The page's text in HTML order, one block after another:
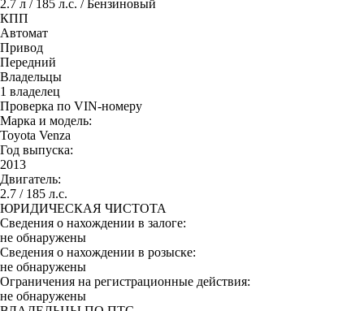
2.7 л / 185 л.с. / Бензиновый
КПП
Автомат
Привод
Передний
Владельцы
1 владелец
Проверка по VIN-номеру
Марка и модель:
Toyota Venza
Год выпуска:
2013
Двигатель:
2.7 / 185 л.с.
ЮРИДИЧЕСКАЯ ЧИСТОТА
Сведения о нахождении в залоге:
не обнаружены
Сведения о нахождении в розыске:
не обнаружены
Ограничения на регистрационные действия:
не обнаружены